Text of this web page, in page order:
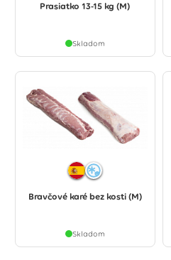
Prasiatko 13-15 kg (M)
Skladom
Bravčové karé bez kosti (M)
Skladom